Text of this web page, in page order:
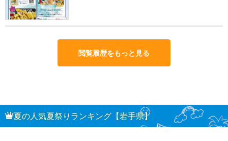
閲覧履歴をもっと見る
夏の人気夏祭りランキング【岩手県】